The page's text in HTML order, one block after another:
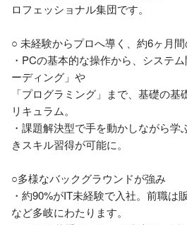
ロフェッショナル集団です。
○ 未経験からプロへ導く、約6ヶ月間
・PCの基本的な操作から、システ
ーディング」や
「プログラミング」まで、基礎の
リキュラム。
・課題解決型で手を動かしながら
きスキル習得が可能に。
○多様なバックグラウンドが強み
・約90%がIT未経験で入社。前職は
など多岐にわたります。